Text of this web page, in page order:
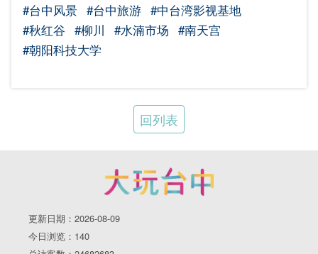
#台中风景 #台中旅游‌‌‌ #中台湾影视基地
#秋红谷 #柳川 #水湳市场 #南天宫
#朝阳科技大学
回列表
更新日期：2026-08-09
今日浏览：140